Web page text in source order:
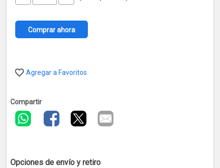
Comprar ahora
Agregar a Favoritos
Compartir
Opciones de envío y retiro